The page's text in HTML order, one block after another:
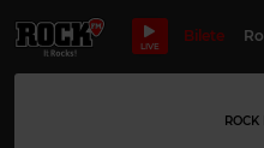
LIVE
Bilete
ROCK